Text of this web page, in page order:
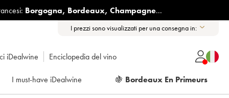
Borgogna, Bordeaux, Champagne...
I prezzi sono visualizzati per una consegna in:
iDealwine Enciclopedia del vino
I must-have iDealwine 🍇 Bordeaux En Primeurs